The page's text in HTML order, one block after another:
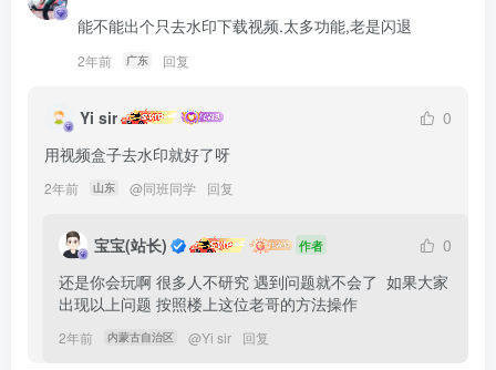
能不能出个只去水印下载视频.太多功能,老是闪退
2年前 广东 回复
Yi sir
0
用视频盒子去水印就好了呀
2年前 山东 @同班同学 回复
宝宝(站长) 作者
0
还是你会玩啊 很多人不研究 遇到问题就不会了  如果大家
出现以上问题 按照楼上这位老哥的方法操作
2年前 内蒙古自治区 @Yi sir 回复